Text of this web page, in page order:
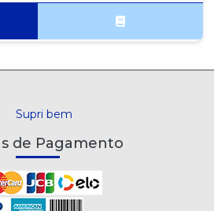
de Pagamento